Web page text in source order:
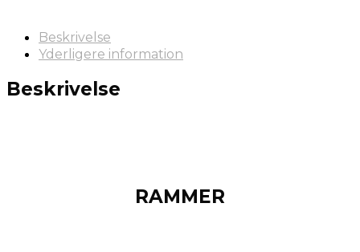
Beskrivelse
Yderligere information
Beskrivelse
RAMMER